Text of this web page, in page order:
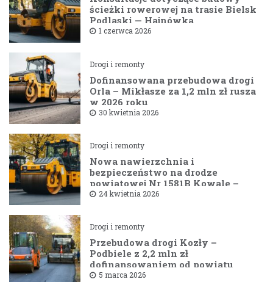
ścieżki rowerowej na trasie Bielsk
Podlaski — Hajnówka
1 czerwca 2026
Drogi i remonty
Dofinansowana przebudowa drogi
Orla – Mikłasze za 1,2 mln zł rusza
w 2026 roku
30 kwietnia 2026
Drogi i remonty
Nowa nawierzchnia i
bezpieczeństwo na drodze
powiatowej Nr 1581B Kowale –
Filipy
24 kwietnia 2026
Drogi i remonty
Przebudowa drogi Kozły –
Podbiele z 2,2 mln zł
dofinansowaniem od powiatu
bielskiego
5 marca 2026